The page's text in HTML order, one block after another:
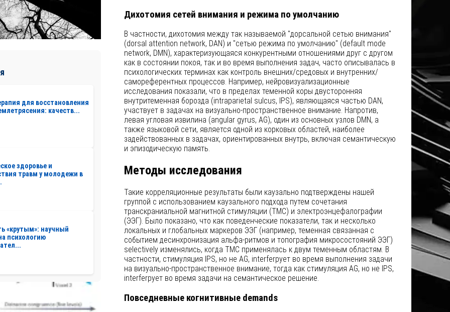
для восстановления
качеств...
здоровье и
травм у молодежи в
«крутым»: научный
психологию
Дихотомия сетей внимания и режима по умолчанию
В частности, дихотомия между так называемой "дорсальной сетью внимания"
(dorsal attention network, DAN) и "сетью режима по умолчанию" (default mode
network, DMN), характеризующаяся конкурентными отношениями друг с другом
как в состоянии покоя, так и во время выполнения задач, часто описывалась в
психологических терминах как контроль внешних/средовых и внутренних/
самореферентных процессов. Например, нейровизуализационные
исследования показали, что в пределах теменной коры двусторонняя
внутритеменная борозда (intraparietal sulcus, IPS), являющаяся частью DAN,
участвует в задачах на визуально-пространственное внимание. Напротив,
левая угловая извилина (angular gyrus, AG), один из основных узлов DMN, а
также языковой сети, является одной из корковых областей, наиболее
задействованных в задачах, ориентированных внутрь, включая семантическую
и эпизодическую память.
Методы исследования
Такие корреляционные результаты были каузально подтверждены нашей
группой с использованием каузального подхода путем сочетания
транскраниальной магнитной стимуляции (ТМС) и электроэнцефалографии
(ЭЭГ). Было показано, что как поведенческие показатели, так и несколько
локальных и глобальных маркеров ЭЭГ (например, теменная связанная с
событием десинхронизация альфа-ритмов и топография микросостояний ЭЭГ)
selectively изменялись, когда ТМС применялась к двум теменным областям. В
частности, стимуляция IPS, но не AG, interferрует во время выполнения задачи
на визуально-пространственное внимание, тогда как стимуляция AG, но не IPS,
interferрует во время задачи на семантическое решение.
Повседневные когнитивные demands